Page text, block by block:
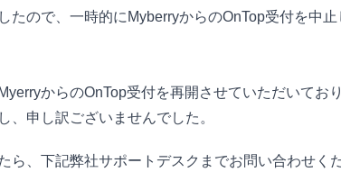
ので、一時的にMyberryからのOnTop受付を中止
からのOnTop受付を再開させていただいており
、申し訳ございませんでした。
、下記弊社サポートデスクまでお問い合わせく